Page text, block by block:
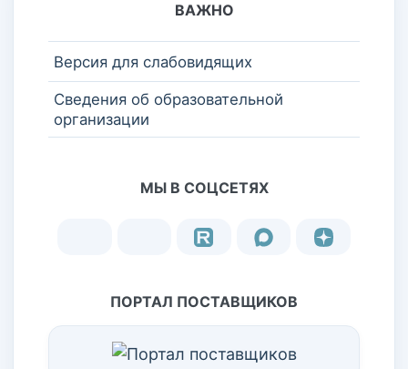
ВАЖНО
Версия для слабовидящих
Сведения об образовательной
организации
МЫ В СОЦСЕТЯХ
ПОРТАЛ ПОСТАВЩИКОВ